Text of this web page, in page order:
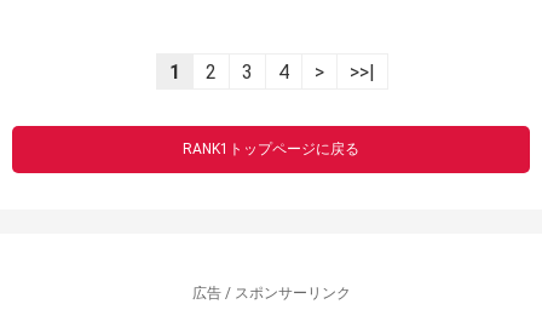
1 2 3 4 > >>|
RANK1トップページに戻る
広告 / スポンサーリンク